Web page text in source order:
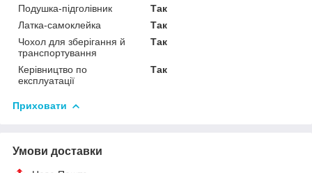
Подушка-підголівник
Так
Латка-самоклейка
Так
Чохол для зберігання й
транспортування
Так
Керівництво по
експлуатації
Так
Приховати
Умови доставки